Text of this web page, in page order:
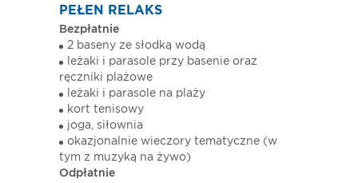
PEŁEN RELAKS
Bezpłatnie
2 baseny ze słodką wodą
leżaki i parasole przy basenie oraz
ręczniki plażowe
leżaki i parasole na plaży
kort tenisowy
joga, siłownia
okazjonalnie wieczory tematyczne (w
tym z muzyką na żywo)
Odpłatnie